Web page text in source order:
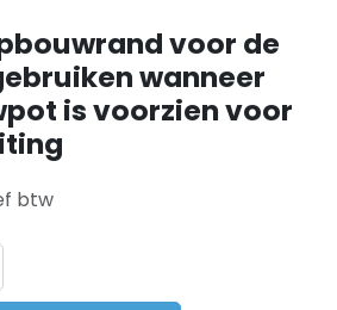
voor de
wanneer
is voorzien voor
btw